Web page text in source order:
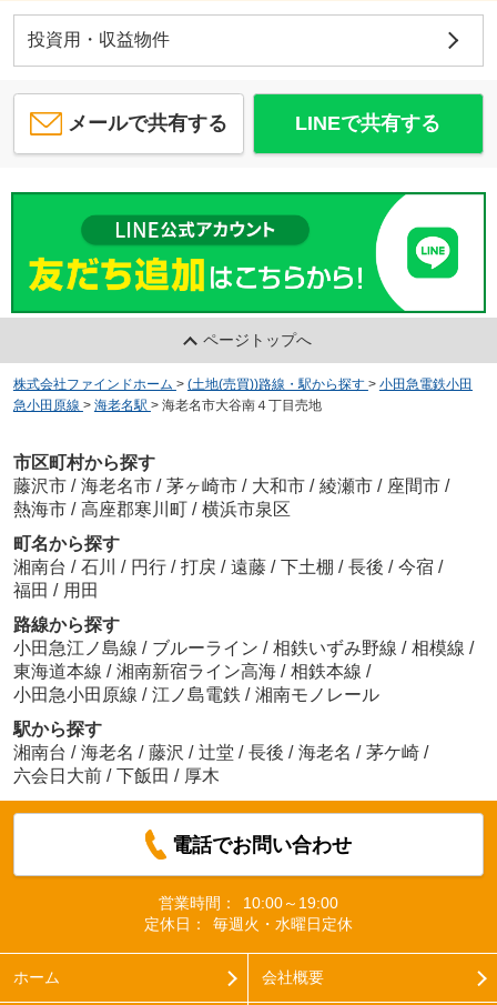
投資用・収益物件
メールで共有する LINEで共有する
ページトップへ
株式会社ファインドホーム > (土地(売買))路線・駅から探す > 小田急電鉄小田
急小田原線 > 海老名駅 > 海老名市大谷南４丁目売地
市区町村から探す
藤沢市 / 海老名市 / 茅ヶ崎市 / 大和市 / 綾瀬市 / 座間市 /
熱海市 / 高座郡寒川町 / 横浜市泉区
町名から探す
湘南台 / 石川 / 円行 / 打戻 / 遠藤 / 下土棚 / 長後 / 今宿 /
福田 / 用田
路線から探す
小田急江ノ島線 / ブルーライン / 相鉄いずみ野線 / 相模線 /
東海道本線 / 湘南新宿ライン高海 / 相鉄本線 /
小田急小田原線 / 江ノ島電鉄 / 湘南モノレール
駅から探す
湘南台 / 海老名 / 藤沢 / 辻堂 / 長後 / 海老名 / 茅ケ崎 /
六会日大前 / 下飯田 / 厚木
電話でお問い合わせ
営業時間：
10:00～19:00
定休日：
毎週火・水曜日定休
ホーム 会社概要